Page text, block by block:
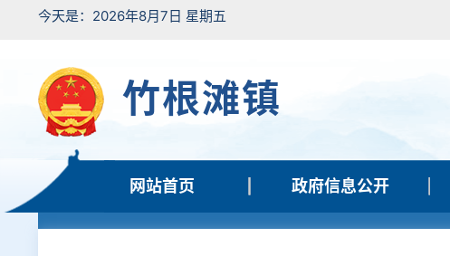
今天是：2026年8月7日 星期五
竹根滩镇
网站首页 政府信息公开